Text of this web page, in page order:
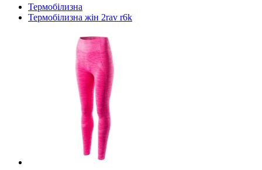
Термобілизна
Термобілизна жін 2rav r6k